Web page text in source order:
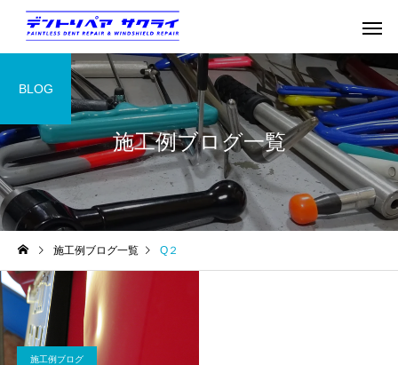
施工例ブログ一覧
BLOG
施工例ブログ一覧 Q２
施工例ブログ